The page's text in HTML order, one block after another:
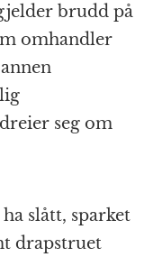
brudd på
omhandler
seg om
slått, sparket
drapstruet